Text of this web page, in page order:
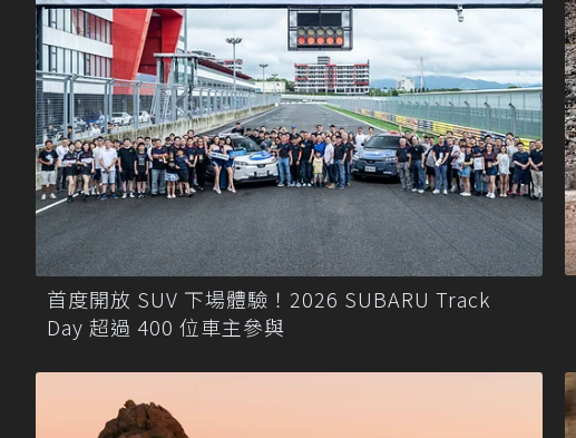
首度開放 SUV 下場體驗！2026 SUBARU Track
Day 超過 400 位車主參與